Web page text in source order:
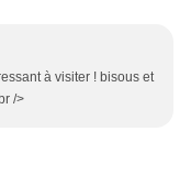
à visiter ! bisous et
/>